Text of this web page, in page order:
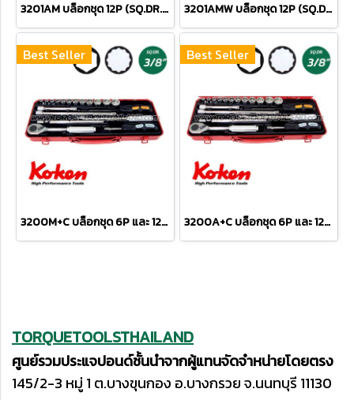
3201AM บล็อกชุด 12P (SQ.DR.3/8") Socket Set 3201AMW บล็อกชุด 12P (SQ.DR.3/8") Socket Set
Best Seller
3200M+C บล็อกชุด 6P และ 12P (SQ.DR.3/8") Socket Set
Best Seller
3200A+C บล็อกชุด 6P และ 12P (SQ.DR.3/8") Socket Set
TORQUETOOLSTHAILAND
ศูนย์รวมประแจปอนด์ชั้นนำจากผู้แทนจัดจำหน่ายโดยตรง
145/2-3 หมู่ 1 ต.บางขุนกอง อ.บางกรวย จ.นนทบุรี 11130